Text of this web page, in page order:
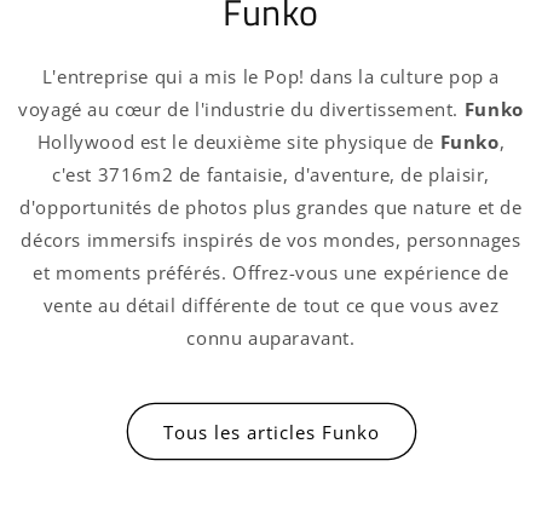
Funko
L'entreprise qui a mis le Pop! dans la culture pop a
voyagé au cœur de l'industrie du divertissement. Funko
Hollywood est le deuxième site physique de Funko,
c'est 3716m2 de fantaisie, d'aventure, de plaisir,
d'opportunités de photos plus grandes que nature et de
décors immersifs inspirés de vos mondes, personnages
et moments préférés. Offrez-vous une expérience de
vente au détail différente de tout ce que vous avez
connu auparavant.
Tous les articles Funko
Connexion requise
Connectez-vous à votre compte pour ajouter
des produits à votre liste de souhaits et
afficher vos articles précédemment enregistrés.